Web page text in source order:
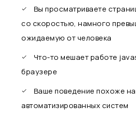
Вы просматриваете
со скоростью, намного
ожидаемую от человека
Что-то мешает работе
браузере
Ваше поведение похоже
автоматизированных систем